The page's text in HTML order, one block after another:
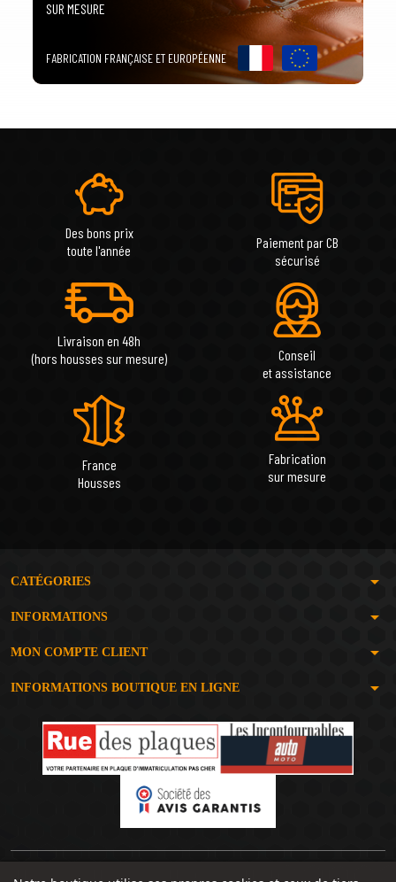
SUR MESURE
FABRICATION FRANÇAISE ET EUROPÉENNE
Des bons prix
toute l'année
Paiement par CB
sécurisé
Livraison en 48h
(hors housses sur mesure)
Conseil
et assistance
France
Housses
Fabrication
sur mesure
CATÉGORIES arrow_drop_down
INFORMATIONS arrow_drop_down
MON COMPTE CLIENT arrow_drop_down
INFORMATIONS BOUTIQUE EN LIGNE arrow_drop_down